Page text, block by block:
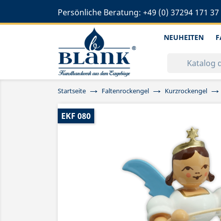
Persönliche Beratung: +49 (0) 37294 171 37
NEUHEITEN
Startseite Faltenrockengel Kurzrockengel
EKF 080